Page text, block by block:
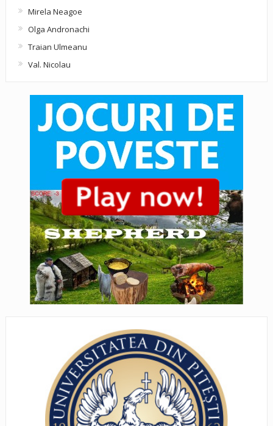
Mirela Neagoe
Olga Andronachi
Traian Ulmeanu
Val. Nicolau